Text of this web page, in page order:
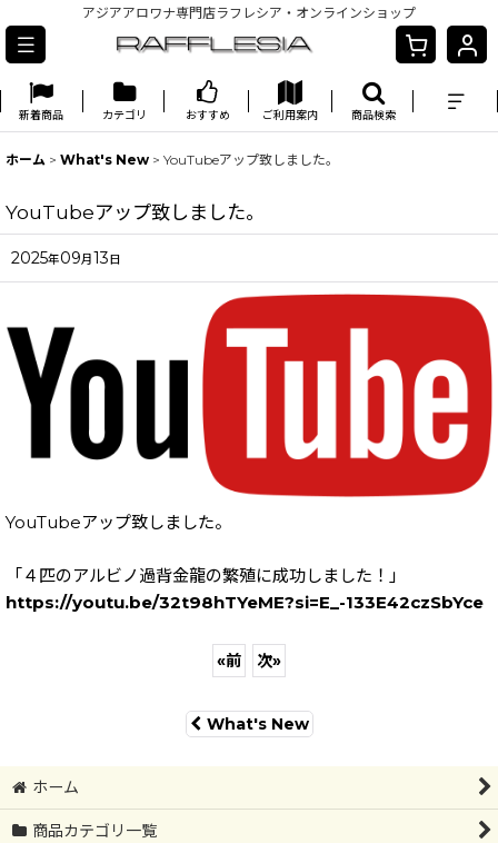
アジアアロワナ専門店ラフレシア・オンラインショップ
新着商品 カテゴリ おすすめ ご利用案内 商品検索
ホーム > What's New > YouTubeアップ致しました。
YouTubeアップ致しました。
2025年09月13日
YouTubeアップ致しました。
「４匹のアルビノ過背金龍の繁殖に成功しました！」
https://youtu.be/32t98hTYeME?si=E_-133E42czSbYce
«前 次»
What's New
ホーム
商品カテゴリ一覧